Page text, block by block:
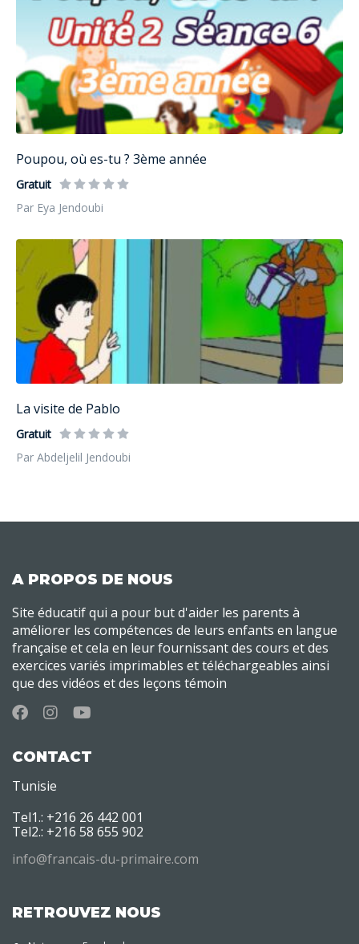
Poupou, où es-tu ? 3ème année
Gratuit
Par Eya Jendoubi
La visite de Pablo
Gratuit
Par Abdeljelil Jendoubi
A PROPOS DE NOUS
Site éducatif qui a pour but d'aider les parents à
améliorer les compétences de leurs enfants en langue
française et cela en leur fournissant des cours et des
exercices variés imprimables et téléchargeables ainsi
que des vidéos et des leçons témoin
CONTACT
Tunisie
Tel1.: +216 26 442 001
Tel2.: +216 58 655 902
info@francais-du-primaire.com
RETROUVEZ NOUS